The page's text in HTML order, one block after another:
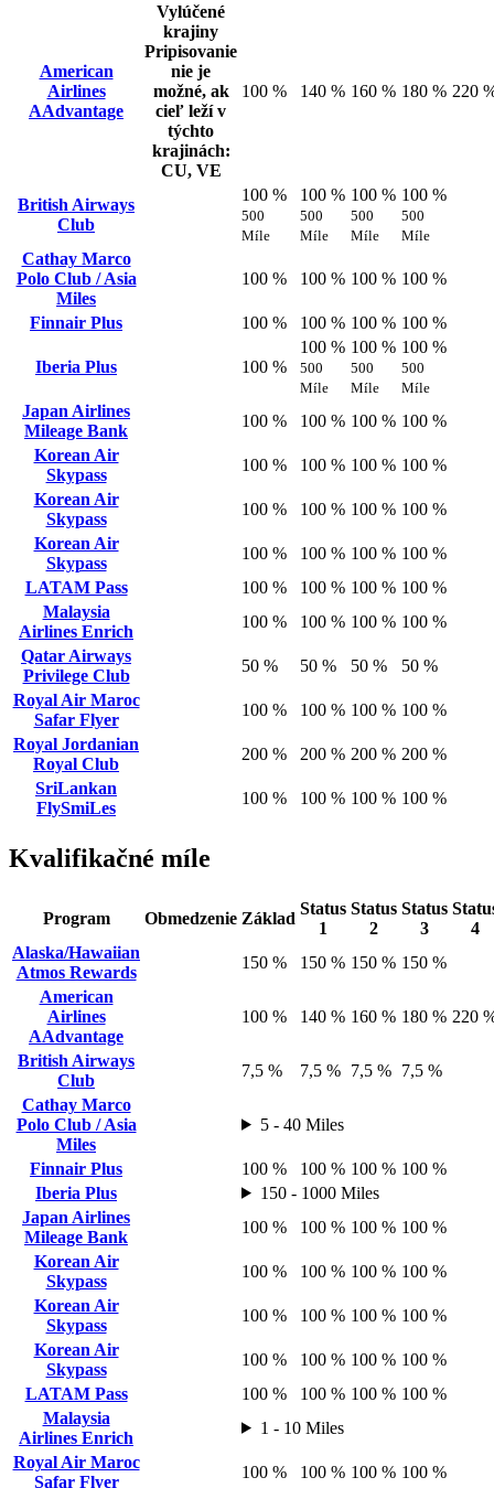
American
Airlines
AAdvantage
Vylúčené
krajiny
Pripisovanie
nie je
možné, ak
cieľ leží v
týchto
krajinách:
CU, VE
100 % 140 % 160 % 180 % 220
British Airways
Club
100 %
500
Míle
100 %
500
Míle
100 %
500
Míle
100 %
500
Míle
Cathay Marco
Polo Club / Asia
Miles
100 % 100 % 100 % 100 %
Finnair Plus 100 % 100 % 100 % 100 %
Iberia Plus 100 %
100 %
500
Míle
100 %
500
Míle
100 %
500
Míle
Japan Airlines
Mileage Bank
100 % 100 % 100 % 100 %
Korean Air
Skypass
100 % 100 % 100 % 100 %
Korean Air
Skypass
100 % 100 % 100 % 100 %
Korean Air
Skypass
100 % 100 % 100 % 100 %
LATAM Pass
100 % 100 % 100 % 100 %
Malaysia
Airlines Enrich
100 % 100 % 100 % 100 %
Qatar Airways
Privilege Club
50 % 50 % 50 %
50 %
Royal Air Maroc
Safar Flyer
100 % 100 % 100 % 100 %
Royal Jordanian
Royal Club
200 % 200 % 200 % 200 %
SriLankan
FlySmiLes
100 % 100 % 100 % 100 %
Kvalifikačné míle
Program Obmedzenie Základ
Status
1
Status
2
Status
3
4
Alaska/Hawaiian
Atmos Rewards
150 % 150 % 150 % 150 %
American
Airlines
AAdvantage
100 % 140 % 160 % 180 % 220
British Airways
Club
7,5 % 7,5 % 7,5 % 7,5 %
Cathay Marco
Polo Club / Asia
Miles
5 - 40 Miles
Finnair Plus 100 % 100 % 100 % 100 %
Iberia Plus
150 - 1000 Miles
Japan Airlines
Mileage Bank
100 % 100 % 100 % 100 %
Korean Air
Skypass
100 % 100 % 100 % 100 %
Korean Air
Skypass
100 % 100 % 100 % 100 %
Korean Air
Skypass
100 % 100 % 100 % 100 %
LATAM Pass
100 % 100 % 100 % 100 %
Malaysia
Airlines Enrich
1 - 10 Miles
Royal Air Maroc
Safar Flyer
100 % 100 % 100 % 100 %